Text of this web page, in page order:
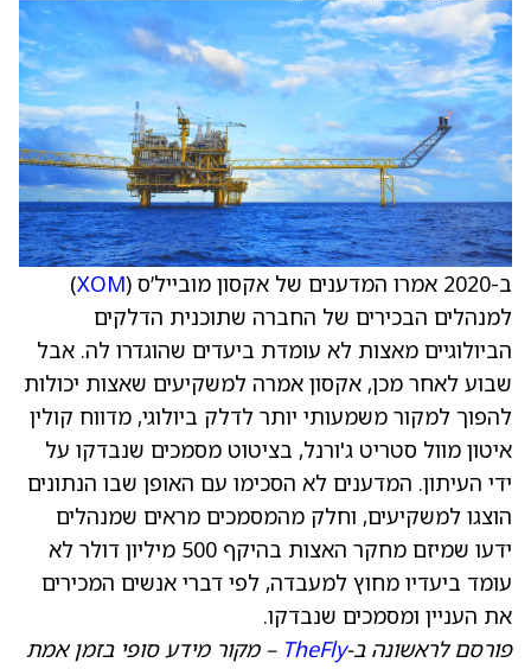
ב-2020 אמרו המדענים של אקסון מובייל’ס ( XOM
)
למנהלים הבכירים של החברה שתוכנית הדלקים
הביולוגיים מאצות לא עומדת ביעדים שהוגדרו לה. אבל
שבוע לאחר מכן, אקסון אמרה למשקיעים שאצות יכולות
להפוך למקור משמעותי יותר לדלק ביולוגי, מדווח קולין
איטון מוול סטריט ג'ורנל, בציטוט מסמכים שנבדקו על
ידי העיתון. המדענים לא הסכימו עם האופן שבו הנתונים
הוצגו למשקיעים, וחלק מהמסמכים מראים שמנהלים
ידעו שמיזם מחקר האצות בהיקף 500 מיליון דולר לא
עומד ביעדיו מחוץ למעבדה, לפי דברי אנשים המכירים
את העניין ומסמכים שנבדקו.
פורסם לראשונה ב-TheFly – מקור מידע סופי בזמן אמת